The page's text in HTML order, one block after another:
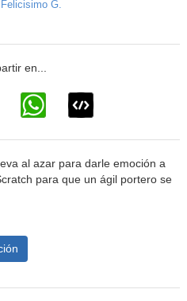
Felicisimo G.
al azar para darle emoción a
para que un ágil portero se